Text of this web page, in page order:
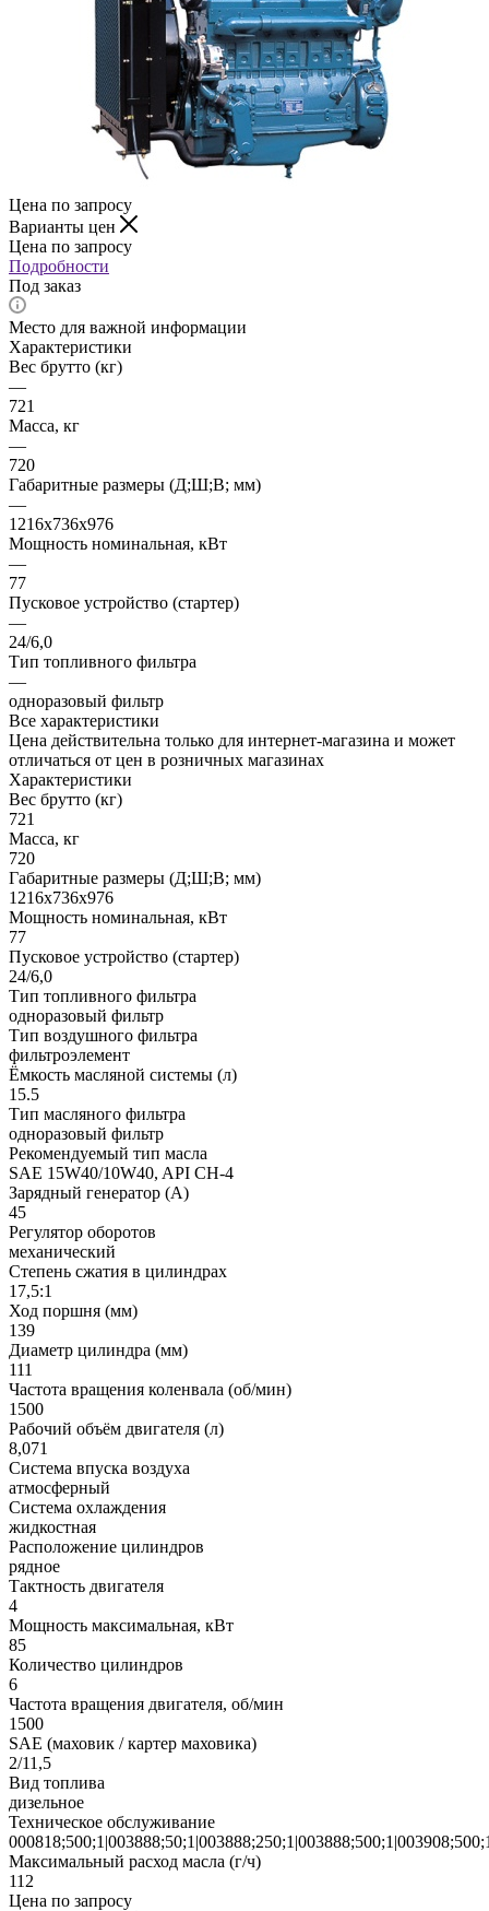
Цена по запросу
Варианты цен
Цена по запросу
Подробности
Под заказ
Место для важной информации
Характеристики
Вес брутто (кг)
—
721
Масса, кг
—
720
Габаритные размеры (Д;Ш;В; мм)
—
1216x736x976
Мощность номинальная, кВт
—
77
Пусковое устройство (стартер)
—
24/6,0
Тип топливного фильтра
—
одноразовый фильтр
Все характеристики
Цена действительна только для интернет-магазина и может
отличаться от цен в розничных магазинах
Характеристики
Вес брутто (кг)
721
Масса, кг
720
Габаритные размеры (Д;Ш;В; мм)
1216x736x976
Мощность номинальная, кВт
77
Пусковое устройство (стартер)
24/6,0
Тип топливного фильтра
одноразовый фильтр
Тип воздушного фильтра
фильтроэлемент
Ёмкость масляной системы (л)
15.5
Тип масляного фильтра
одноразовый фильтр
Рекомендуемый тип масла
SAE 15W40/10W40, API CH-4
Зарядный генератор (А)
45
Регулятор оборотов
механический
Степень сжатия в цилиндрах
17,5:1
Ход поршня (мм)
139
Диаметр цилиндра (мм)
111
Частота вращения коленвала (об/мин)
1500
Рабочий объём двигателя (л)
8,071
Система впуска воздуха
атмосферный
Система охлаждения
жидкостная
Расположение цилиндров
рядное
Тактность двигателя
4
Мощность максимальная, кВт
85
Количество цилиндров
6
Частота вращения двигателя, об/мин
1500
SAE (маховик / картер маховика)
2/11,5
Вид топлива
дизельное
Техническое обслуживание
Максимальный расход масла (г/ч)
112
Цена по запросу